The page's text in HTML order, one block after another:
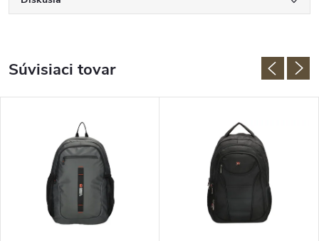
Súvisiaci tovar